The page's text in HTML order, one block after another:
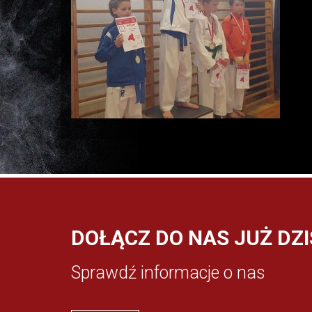
DOŁĄCZ DO NAS JUŻ
Sprawdź informacje o nas